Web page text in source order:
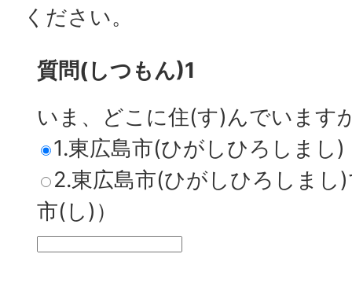
ください。
質問(しつもん)1
いま、どこに住(す)んでいます
1.東広島市(ひがしひろしまし)
2.東広島市(ひがしひろしまし
市(し)）